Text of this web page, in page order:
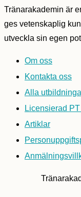
Tränarakademin är
ges vetenskaplig
utveckla sin egen
Om oss
Kontakta oss
Alla
Licensierad
Artiklar